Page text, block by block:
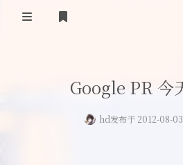
Our Love Story
免费提供二级域名
Google PR 今
hd发布于 2012-08-